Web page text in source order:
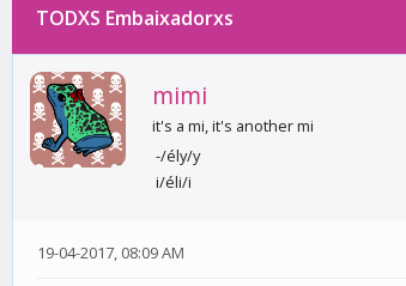
TODXS Embaixadorxs
mimi
it's a mi, it's another mi
-/ély/y
i/éli/i
19-04-2017, 08:09 AM